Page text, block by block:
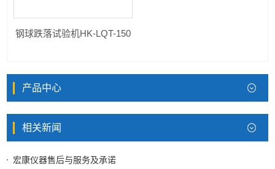
钢球跌落试验机HK-LQT-150
产品中心
相关新闻
宏康仪器售后与服务及承诺